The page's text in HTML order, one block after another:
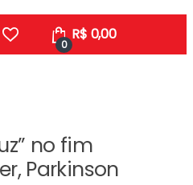
0
R$ 0,00
no fim
Parkinson